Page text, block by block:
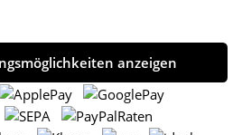
anzeigen